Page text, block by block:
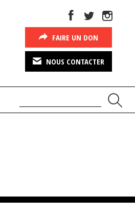
FAIRE UN DON
NOUS CONTACTER